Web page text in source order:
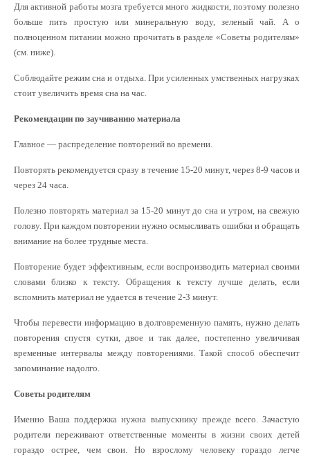
Для активной работы мозга требуется много жидкости, поэтому полезно
больше пить простую или минеральную воду, зеленый чай. А о
полноценном питании можно прочитать в разделе «Советы родителям»
(см. ниже).
Соблюдайте режим сна и отдыха. При усиленных умственных нагрузках
стоит увеличить время сна на час.
Рекомендации по заучиванию материала
Главное — распределение повторений во времени.
Повторять рекомендуется сразу в течение 15-20 минут, через 8-9 часов и
через 24 часа.
Полезно повторять материал за 15-20 минут до сна и утром, на свежую
голову. При каждом повторении нужно осмысливать ошибки и обращать
внимание на более трудные места.
Повторение будет эффективным, если воспроизводить материал своими
словами близко к тексту. Обращения к тексту лучше делать, если
вспомнить материал не удается в течение 2-3 минут.
Чтобы перевести информацию в долговременную память, нужно делать
повторения спустя сутки, двое и так далее, постепенно увеличивая
временные интервалы между повторениями. Такой способ обеспечит
запоминание надолго.
Советы родителям
Именно Ваша поддержка нужна выпускнику прежде всего. Зачастую
родители переживают ответственные моменты в жизни своих детей
гораздо острее, чем свои. Но взрослому человеку гораздо легче